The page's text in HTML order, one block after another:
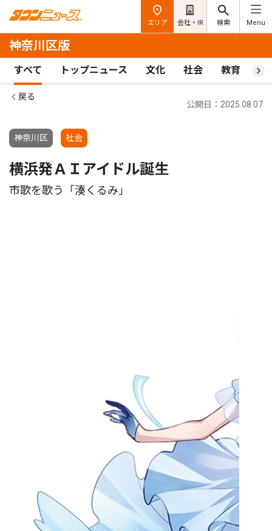
エリア 会社・IR 検索 Menu
神奈川区版
すべて トップニュース 文化 社会 教育 ス
戻る
神奈川区 社会
公開日：2025.08.07
横浜発ＡＩアイドル誕生
市歌を歌う「湊くるみ」